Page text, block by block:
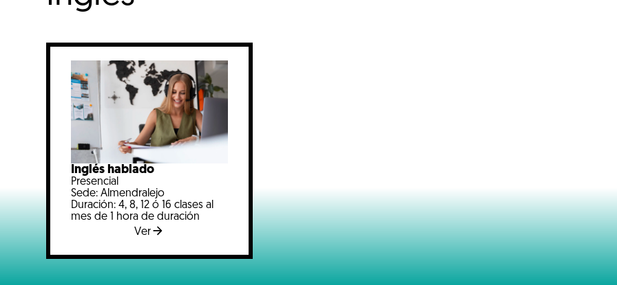
Inglés hablado
Presencial
Sede: Almendralejo
Duración: 4, 8, 12 ó 16 clases al
mes de 1 hora de duración
Ver